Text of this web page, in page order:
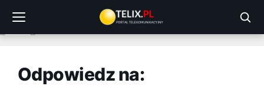
treści
Odpowiedz na: